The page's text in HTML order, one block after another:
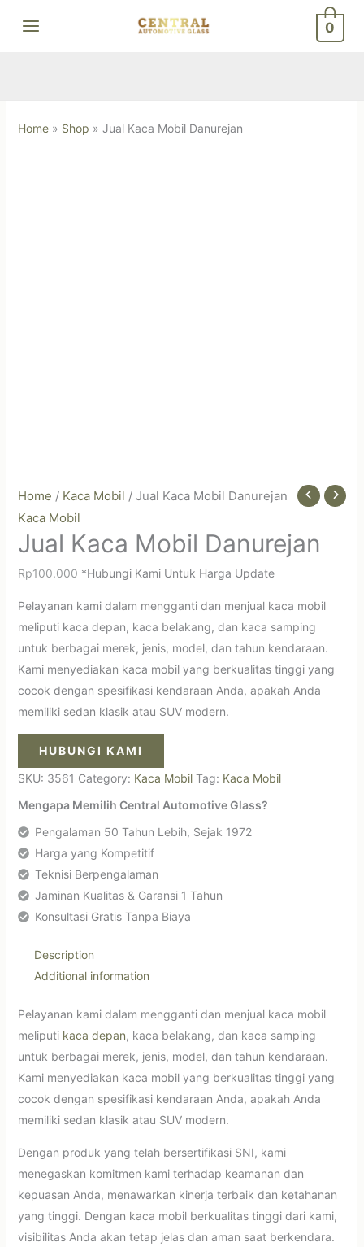
0
Home» Shop » Jual Kaca Mobil Danurejan
Home / Kaca Mobil / Jual Kaca Mobil Danurejan
Kaca Mobil
Jual Kaca Mobil Danurejan
Rp100.000 *Hubungi Kami Untuk Harga Update
Pelayanan kami dalam mengganti dan menjual kaca mobil
meliputi kaca depan, kaca belakang, dan kaca samping
untuk berbagai merek, jenis, model, dan tahun kendaraan.
Kami menyediakan kaca mobil yang berkualitas tinggi yang
cocok dengan spesifikasi kendaraan Anda, apakah Anda
memiliki sedan klasik atau SUV modern.
HUBUNGI KAMI
SKU: 3561 Category: Kaca Mobil Tag: Kaca Mobil
Mengapa Memilih Central Automotive Glass?
Pengalaman 50 Tahun Lebih, Sejak 1972
Harga yang Kompetitif
Teknisi Berpengalaman
Jaminan Kualitas & Garansi 1 Tahun
Konsultasi Gratis Tanpa Biaya
Description
Additional information
Pelayanan kami dalam mengganti dan menjual kaca mobil
meliputi kaca depan, kaca belakang, dan kaca samping
untuk berbagai merek, jenis, model, dan tahun kendaraan.
Kami menyediakan kaca mobil yang berkualitas tinggi yang
cocok dengan spesifikasi kendaraan Anda, apakah Anda
memiliki sedan klasik atau SUV modern.
Dengan produk yang telah bersertifikasi SNI, kami
menegaskan komitmen kami terhadap keamanan dan
kepuasan Anda, menawarkan kinerja terbaik dan ketahanan
yang tinggi. Dengan kaca mobil berkualitas tinggi dari kami,
visibilitas Anda akan tetap jelas dan aman saat berkendara.